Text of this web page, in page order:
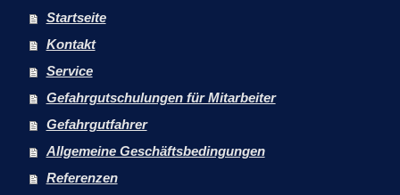
Startseite
Kontakt
Service
Gefahrgutschulungen für Mitarbeiter
Gefahrgutfahrer
Allgemeine Geschäftsbedingungen
Referenzen